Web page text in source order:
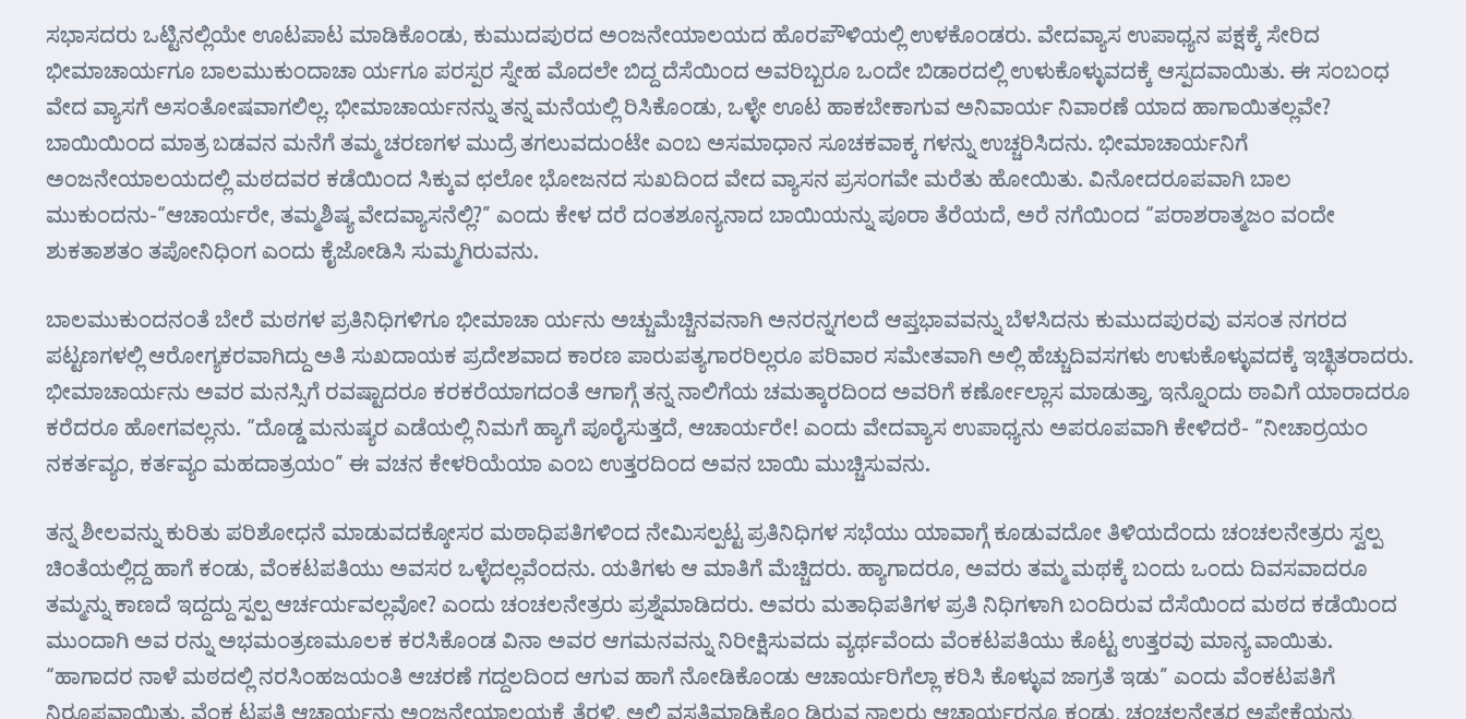
ಸಭಾಸದರು ಒಟ್ಟಿನಲ್ಲಿಯೇ ಊಟಪಾಟ ಮಾಡಿಕೊಂಡು, ಕುಮುದಪುರದ ಅಂಜನೇಯಾಲಯದ ಹೊರಪೌಳಿಯಲ್ಲಿ ಉಳಕೊಂಡರು. ವೇದವ್ಯಾಸ ಉಪಾಧ್ಯನ ಪಕ್ಷಕ್ಕೆ ಸೇರಿದ
ಭೀಮಾಚಾರ್ಯಗೂ ಬಾಲಮುಕುಂದಾಚಾ ರ್ಯಗೂ ಪರಸ್ಪರ ಸ್ನೇಹ ಮೊದಲೇ ಬಿದ್ದ ದೆಸೆಯಿಂದ ಅವರಿಬ್ಬರೂ ಒಂದೇ ಬಿಡಾರದಲ್ಲಿ ಉಳುಕೊಳ್ಳುವದಕ್ಕೆ ಆಸ್ಪದವಾಯಿತು. ಈ ಸಂಬಂಧ
ವೇದ ವ್ಯಾಸಗೆ ಅಸಂತೋಷವಾಗಲಿಲ್ಲ. ಭೀಮಾಚಾರ್ಯನನ್ನು ತನ್ನ ಮನೆಯಲ್ಲಿ ರಿಸಿಕೊಂಡು, ಒಳ್ಳೇ ಊಟ ಹಾಕಬೇಕಾಗುವ ಅನಿವಾರ್ಯ ನಿವಾರಣೆ ಯಾದ ಹಾಗಾಯಿತಲ್ಲವೇ?
ಬಾಯಿಯಿಂದ ಮಾತ್ರ ಬಡವನ ಮನೆಗೆ ತಮ್ಮ ಚರಣಗಳ ಮುದ್ರೆ ತಗಲುವದುಂಟೇ ಎಂಬ ಅಸಮಾಧಾನ ಸೂಚಕವಾಕ್ಕ ಗಳನ್ನು ಉಚ್ಚರಿಸಿದನು. ಭೀಮಾಚಾರ್ಯನಿಗೆ
ಅಂಜನೇಯಾಲಯದಲ್ಲಿ ಮಠದವರ ಕಡೆಯಿಂದ ಸಿಕ್ಕುವ ಛಲೋ ಭೋಜನದ ಸುಖದಿಂದ ವೇದ ವ್ಯಾಸನ ಪ್ರಸಂಗವೇ ಮರೆತು ಹೋಯಿತು. ವಿನೋದರೂಪವಾಗಿ ಬಾಲ
ಮುಕುಂದನು-“ಆಚಾರ್ಯರೇ, ತಮ್ಮಶಿಷ್ಯ ವೇದವ್ಯಾಸನೆಲ್ಲಿ?” ಎಂದು ಕೇಳ ದರೆ ದಂತಶೂನ್ಯನಾದ ಬಾಯಿಯನ್ನು ಪೂರಾ ತೆರೆಯದೆ, ಅರೆ ನಗೆಯಿಂದ “ಪರಾಶರಾತ್ಮಜಂ ವಂದೇ
ಶುಕತಾಶತಂ ತಪೋನಿಧಿಂಗ ಎಂದು ಕೈಜೋಡಿಸಿ ಸುಮ್ಮಗಿರುವನು.
ಬಾಲಮುಕುಂದನಂತೆ ಬೇರೆ ಮಠಗಳ ಪ್ರತಿನಿಧಿಗಳಿಗೂ ಭೀಮಾಚಾ ರ್ಯನು ಅಚ್ಚುಮೆಚ್ಚಿನವನಾಗಿ ಅನರನ್ನಗಲದೆ ಆಪ್ತಭಾವವನ್ನು ಬೆಳಸಿದನು ಕುಮುದಪುರವು ವಸಂತ ನಗರದ
ಪಟ್ಟಣಗಳಲ್ಲಿ ಆರೋಗ್ಯಕರವಾಗಿದ್ದು ಅತಿ ಸುಖದಾಯಕ ಪ್ರದೇಶವಾದ ಕಾರಣ ಪಾರುಪತ್ಯಗಾರರಿಲ್ಲರೂ ಪರಿವಾರ ಸಮೇತವಾಗಿ ಅಲ್ಲಿ ಹೆಚ್ಚುದಿವಸಗಳು ಉಳುಕೊಳ್ಳುವದಕ್ಕೆ ಇಚ್ಛಿತರಾದರು.
ಭೀಮಾಚಾರ್ಯನು ಅವರ ಮನಸ್ಸಿಗೆ ರವಷ್ಟಾದರೂ ಕರಕರೆಯಾಗದಂತೆ ಆಗಾಗ್ಗೆ ತನ್ನ ನಾಲಿಗೆಯ ಚಮತ್ಕಾರದಿಂದ ಅವರಿಗೆ ಕರ್ಣೋಲ್ಲಾಸ ಮಾಡುತ್ತಾ, ಇನ್ನೊಂದು ಠಾವಿಗೆ ಯಾರಾದರೂ
ಕರೆದರೂ ಹೋಗವಲ್ಲನು. “ದೊಡ್ಡ ಮನುಷ್ಯರ ಎಡೆಯಲ್ಲಿ ನಿಮಗೆ ಹ್ಯಾಗೆ ಪೂರೈಸುತ್ತದೆ, ಆಚಾರ್ಯರೇ! ಎಂದು ವೇದವ್ಯಾಸ ಉಪಾಧ್ಯನು ಅಪರೂಪವಾಗಿ ಕೇಳಿದರೆ- “ನೀಚಾರ್ರಯಂ
ನಕರ್ತವ್ಯಂ, ಕರ್ತವ್ಯಂ ಮಹದಾತ್ರಯಂ” ಈ ವಚನ ಕೇಳರಿಯೆಯಾ ಎಂಬ ಉತ್ತರದಿಂದ ಅವನ ಬಾಯಿ ಮುಚ್ಚಿಸುವನು.
ತನ್ನ ಶೀಲವನ್ನು ಕುರಿತು ಪರಿಶೋಧನೆ ಮಾಡುವದಕ್ಕೋಸರ ಮಠಾಧಿಪತಿಗಳಿಂದ ನೇಮಿಸಲ್ಪಟ್ಟ ಪ್ರತಿನಿಧಿಗಳ ಸಭೆಯು ಯಾವಾಗ್ಗೆ ಕೂಡುವದೋ ತಿಳಿಯದೆಂದು ಚಂಚಲನೇತ್ರರು ಸ್ವಲ್ಪ
ಚಿಂತೆಯಲ್ಲಿದ್ದ ಹಾಗೆ ಕಂಡು, ವೆಂಕಟಪತಿಯು ಅವಸರ ಒಳ್ಳೆದಲ್ಲವೆಂದನು. ಯತಿಗಳು ಆ ಮಾತಿಗೆ ಮೆಚ್ಚಿದರು. ಹ್ಯಾಗಾದರೂ, ಅವರು ತಮ್ಮ ಮಥಕ್ಕೆ ಬಂದು ಒಂದು ದಿವಸವಾದರೂ
ತಮ್ಮನ್ನು ಕಾಣದೆ ಇದ್ದದ್ದು ಸ್ಪಲ್ಪ ಆರ್ಚರ್ಯವಲ್ಲವೋ? ಎಂದು ಚಂಚಲನೇತ್ರರು ಪ್ರಶ್ನೆಮಾಡಿದರು. ಅವರು ಮತಾಧಿಪತಿಗಳ ಪ್ರತಿ ನಿಧಿಗಳಾಗಿ ಬಂದಿರುವ ದೆಸೆಯಿಂದ ಮಠದ ಕಡೆಯಿಂದ
ಮುಂದಾಗಿ ಅವ ರನ್ನು ಅಭಮಂತ್ರಣಮೂಲಕ ಕರಸಿಕೊಂಡ ವಿನಾ ಅವರ ಆಗಮನವನ್ನು ನಿರೀಕ್ಷಿಸುವದು ವ್ಯರ್ಥವೆಂದು ವೆಂಕಟಪತಿಯು ಕೊಟ್ಟ ಉತ್ತರವು ಮಾನ್ಯ ವಾಯಿತು.
“ಹಾಗಾದರ ನಾಳೆ ಮಠದಲ್ಲಿ ನರಸಿಂಹಜಯಂತಿ ಆಚರಣೆ ಗದ್ದಲದಿಂದ ಆಗುವ ಹಾಗೆ ನೋಡಿಕೊಂಡು ಆಚಾರ್ಯರಿಗೆಲ್ಲಾ ಕರಿಸಿ ಕೊಳ್ಳುವ ಜಾಗ್ರತೆ ಇಡು” ಎಂದು ವೆಂಕಟಪತಿಗೆ
ನಿರೂಪವಾಯಿತು. ವೆಂಕ ಟಪತಿ ಆಚಾರ್ಯನು ಅಂಜನೇಯಾಲಯಕ್ಕೆ ತೆರಳಿ, ಅಲ್ಲಿ ವಸತಿಮಾಡಿಕೊಂ ಡಿರುವ ನಾಲ್ವರು ಆಚಾರ್ಯರನ್ನೂ ಕಂಡು, ಚಂಚಲನೇತ್ರರ ಅಪೇಕ್ಷೆಯನ್ನು